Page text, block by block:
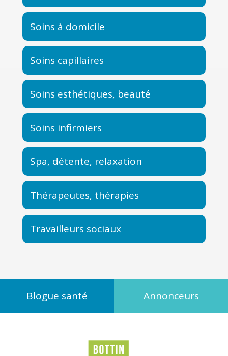
Soins à domicile
Soins capillaires
Soins esthétiques, beauté
Soins infirmiers
Spa, détente, relaxation
Thérapeutes, thérapies
Travailleurs sociaux
Blogue santé Annonceurs